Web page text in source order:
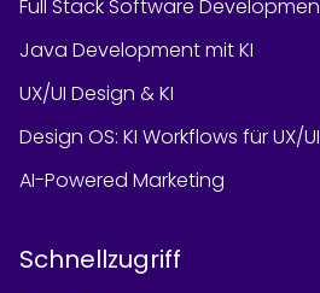
Full Stack Software
Java Development mit KI
UX/UI Design & KI
Design OS: KI Workflows für UX/
AI-Powered Marketing
Schnellzugriff